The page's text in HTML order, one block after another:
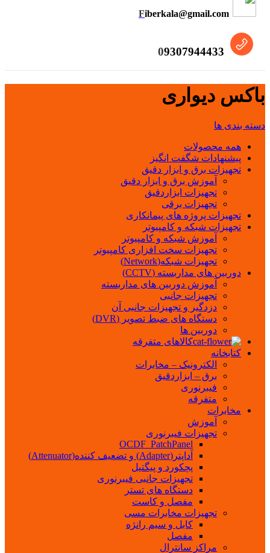
Fiberkala@gmail.com
09307944433
باکس دیواری
دسته بندی ها
همه محصولات
پیشنهادات شگفت انگیز
تجهیزات برق و ابزار دقیق
آموزش برق و ابزار دقیق
تجهیزات ابزاردقیق
تجهیزات برقی
تجهیزات پروژه های پیمانکاری
تجهیزات شبکه و کامپیوتر
آموزش شبکه و کامپیوتر
تجهیزات سخت افزاری کامپیوتر
تجهیزات شبکه(Network)
دوربین های مداربسته (CCTV)
آموزش دوربین های مداربسته
تجهیزات جانبی
دزدگیر و تجهیزات جانبی آن
دستگاه های ضبط تصویر (DVR)
دوربین ها
کالاهای متفرقه
کتابخانه
الکترونیک – مخابرات
برق – ابزاردقیق
فیبرنوری
متفرقه
مخابرات
آموزش
تجهیزات فیبرنوری
OCDF_PatchPanel
آداپتر(Adapter) و تضعیف کننده(Attenuator)
پچکورد و پیگتیل
تجهیزات جانبی فیبرنوری
دستگاه های تستر
مفصل و کاست
تجهیزات مخابرات مسی
کابل و سیم رانژه
مفصل
مراکز سانترال